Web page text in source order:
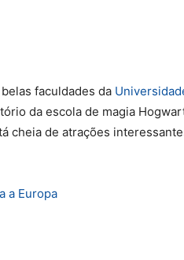
faculdades da
da escola de magia
cheia de atrações
a Europa